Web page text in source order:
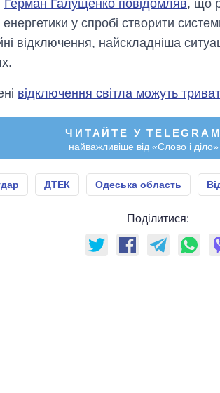
Герман Галущенко повідомляв, що
у спробі створити
відключення, найскладніша
відключення світла можуть
ЧИТАЙТЕ У TELEGRAM
найважливіше від «Слово і діло»
ДТЕК Одеська область
Поділитися: